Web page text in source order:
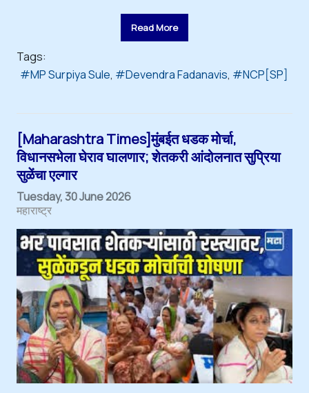
Read More
Tags:
MP Surpiya Sule
Devendra Fadanavis NCP[SP]
[Maharashtra Times]मुंबईत धडक मोर्चा,
विधानसभेला घेराव घालणार; शेतकरी आंदोलनात सुप्रिया
सुळेंचा एल्गार
Tuesday, 30 June 2026
महाराष्ट्र